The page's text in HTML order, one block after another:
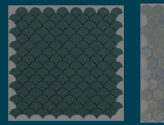
burkolat